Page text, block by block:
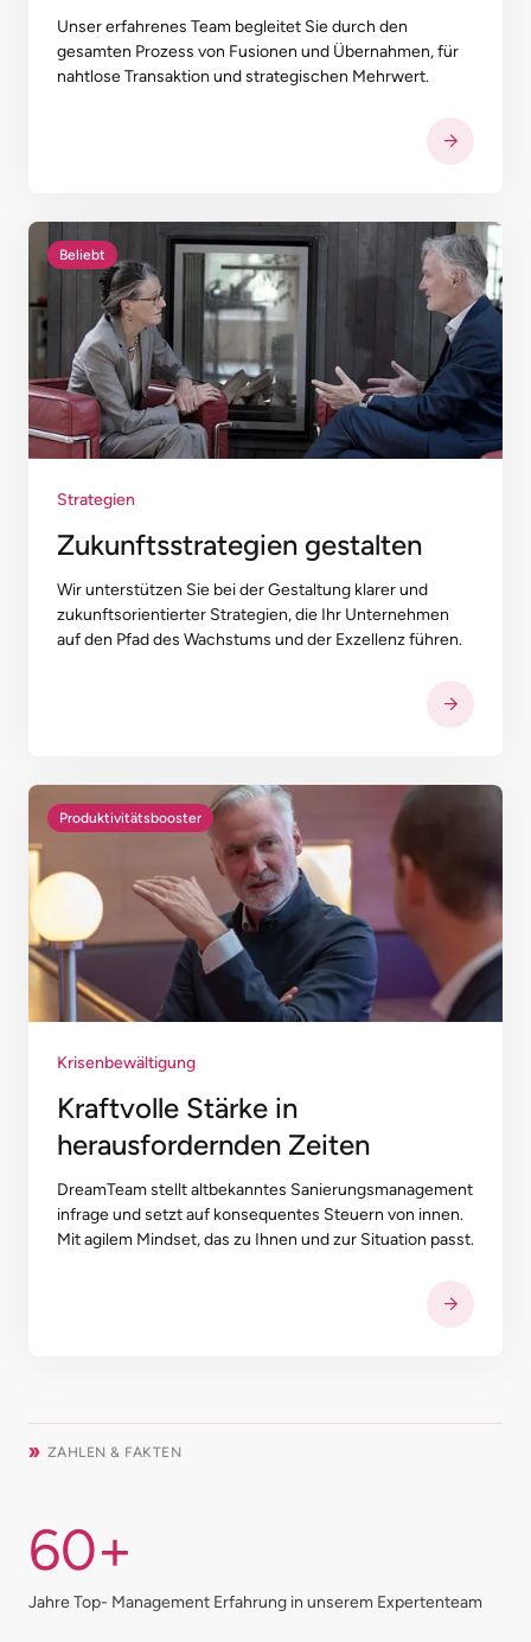
Unser erfahrenes Team begleitet Sie durch den
gesamten Prozess von Fusionen und Übernahmen, für
nahtlose Transaktion und strategischen Mehrwert.
Beliebt
Strategien
Zukunftsstrategien gestalten
Wir unterstützen Sie bei der Gestaltung klarer und
zukunfts­orientierter Strategien, die Ihr Unternehmen
auf den Pfad des Wachstums und der Exzellenz führen.
Produktivitätsbooster
Krisenbewältigung
Kraftvolle Stärke in
herausfordernden Zeiten
DreamTeam stellt altbekanntes Sanierungsmanagement
infrage und setzt auf konsequentes Steuern von innen.
Mit agilem Mindset, das zu Ihnen und zur Situation passt.
ZAHLEN & FAKTEN
60+
Jahre Top- Management Erfahrung in unserem Expertenteam